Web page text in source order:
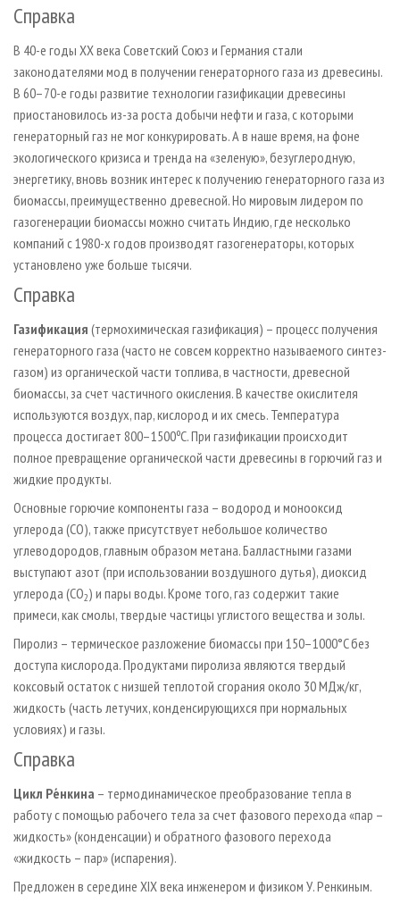
Справка
В 40-е годы ХХ века Советский Союз и Германия стали
законодателями мод в получении генераторного газа из древесины.
В 60–70-е годы развитие технологии газификации древесины
приостановилось из-за роста добычи нефти и газа, с которыми
генераторный газ не мог конкурировать. А в наше время, на фоне
экологического кризиса и тренда на «зеленую», безуглеродную,
энергетику, вновь возник интерес к получению генераторного газа из
биомассы, преимущественно древесной. Но мировым лидером по
газогенерации биомассы можно считать Индию, где несколько
компаний с 1980-х годов производят газогенераторы, которых
установлено уже больше тысячи.
Справка
Газификация (термохимическая газификация) – процесс получения
генераторного газа (часто не совсем корректно называемого синтез-
газом) из органической части топлива, в частности, древесной
биомассы, за счет частичного окисления. В качестве окислителя
используются воздух, пар, кислород и их смесь. Температура
процесса достигает 800–1500ºC. При газификации происходит
полное превращение органической части древесины в горючий газ и
жидкие продукты.
Основные горючие компоненты газа – водород и монооксид
углерода (СО), также присутствует небольшое количество
углеводородов, главным образом метана. Балластными газами
выступают азот (при использовании воздушного дутья), диоксид
углерода (СО2) и пары воды. Кроме того, газ содержит такие
примеси, как смолы, твердые частицы углистого вещества и золы.
Пиролиз – термическое разложение биомассы при 150–1000°C без
доступа кислорода. Продуктами пиролиза являются твердый
коксовый остаток с низшей теплотой сгорания около 30 МДж/кг,
жидкость (часть летучих, конденсирующихся при нормальных
условиях) и газы.
Справка
Цикл Ре́нкина – термодинамическое преобразование тепла в
работу с помощью рабочего тела за счет фазового перехода «пар –
жидкость» (конденсации) и обратного фазового перехода
«жидкость – пар» (испарения).
Предложен в середине XIX века инженером и физиком У. Ренкиным.